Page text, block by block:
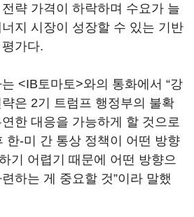
략 가격이 하락하며 수요가 늘
지 시장이 성장할 수 있는 기반
가다.
<IB토마토>와의 통화에서 “강
은 2기 트럼프 행정부의 불확
한 대응을 가능하게 할 것으로
한-미 간 통상 정책이 어떤 방향
기 어렵기 때문에 어떤 방향으
하는 게 중요할 것”이라 말했